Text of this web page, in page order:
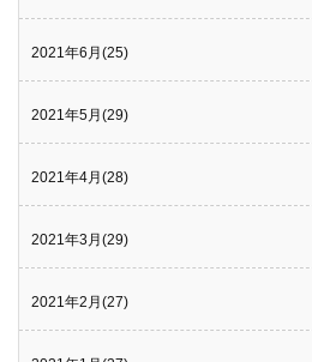
2021年6月(25)
2021年5月(29)
2021年4月(28)
2021年3月(29)
2021年2月(27)